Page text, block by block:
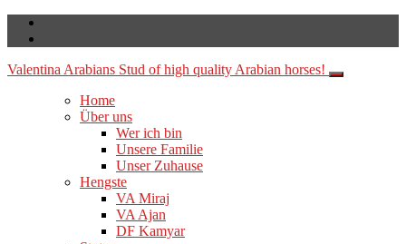
Valentina Arabians Stud of high quality Arabian horses!
Home
Über uns
Wer ich bin
Unsere Familie
Unser Zuhause
Hengste
VA Miraj
VA Ajan
DF Kamyar